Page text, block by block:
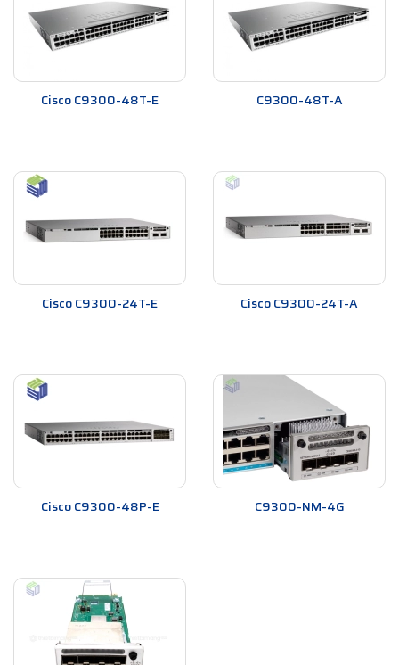
Cisco C9300-48T-E C9300-48T-A
Cisco C9300-24T-E Cisco C9300-24T-A
Cisco C9300-48P-E C9300-NM-4G